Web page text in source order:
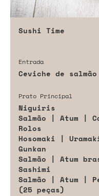
Sushi Time
Entrada
Ceviche de salmão
Prato Principal
Niguiris
Salmão | Atum |
Rolos
Hosomaki |
Gunkan
Salmão | Atum
Sashimi
Salmão | Atum |
(25 peças)